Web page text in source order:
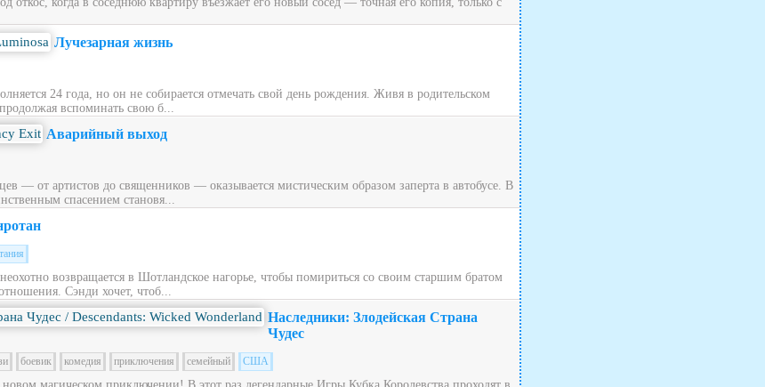
Лучезарная жизнь
24 года, но он не собирается отмечать свой день рождения. Живя в родительском
вспоминать свою б...
Аварийный выход
— от артистов до священников — оказывается мистическим образом заперта в автобусе. В
спасением становя...
возвращается в Шотландское нагорье, чтобы помириться со своим старшим братом
Сэнди хочет, чтоб...
Наследники: Злодейская Страна
Чудес
боевик комедия приключения семейный США